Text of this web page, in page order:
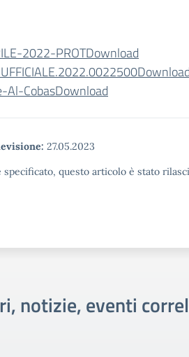
2022-PROTDownload
Download
Al-CobasDownload
27.05.2023
questo articolo è stato
notizie, eventi